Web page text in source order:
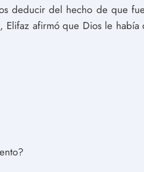
deducir del hecho de que
Elifaz afirmó que Dios le